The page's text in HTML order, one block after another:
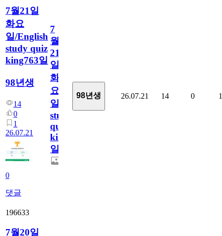
7월21일
화요
일/English
study quiz
king763일
98년생
14
0
1
26.07.21
0
댓글
7
월
21
일
화
요
일/English
study
quiz
king763
일
98년생 26.07.21 14 0 1
196633
7월20일